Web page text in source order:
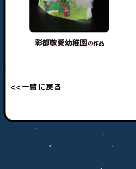
彩都敬愛幼稚園の作品
<<一覧に戻る